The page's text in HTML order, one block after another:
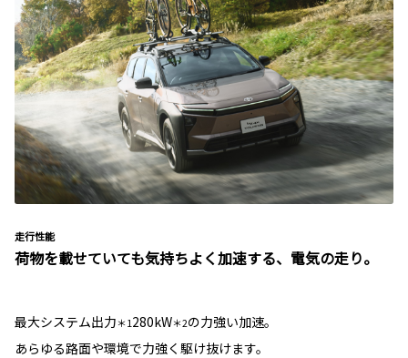
走行性能
荷物を載せていても気持ちよく加速する、電気の走り。
最大システム出力＊1280kW＊2の力強い加速。
あらゆる路面や環境で力強く駆け抜けます。